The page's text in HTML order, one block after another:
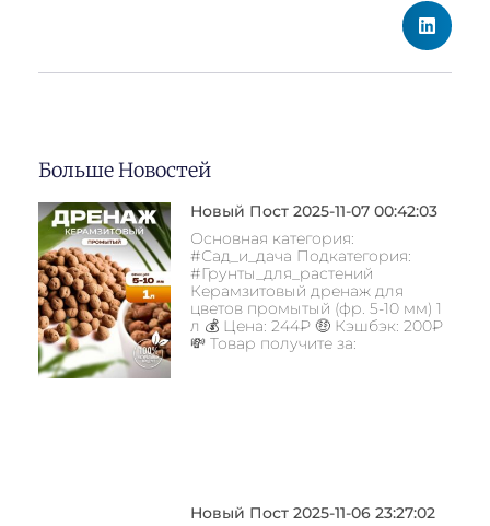
Больше Новостей
Новый Пост 2025-11-07 00:42:03
Основная категория:
#Сад_и_дача Подкатегория:
#Грунты_для_растений
Керамзитовый дренаж для
цветов промытый (фр. 5-10 мм) 1
л 💰 Цена: 244₽ 🤑 Кэшбэк: 200₽
💸 Товар получите за:
Новый Пост 2025-11-06 23:27:02